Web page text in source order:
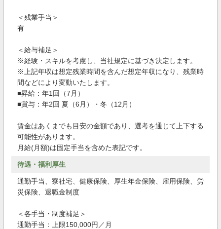
＜残業手当＞
有
＜給与補足＞
※経験・スキルを考慮し、当社規定に基づき決定します。
※上記年収は想定残業時間を含んだ想定年収になり、残業時
間などにより変動いたします。
■昇給：年1回（7月）
■賞与：年2回 夏（6月）・冬（12月）
賃金はあくまでも目安の金額であり、選考を通じて上下する
可能性があります。
月給(月額)は固定手当を含めた表記です。
待遇・福利厚生
通勤手当、寮社宅、健康保険、厚生年金保険、雇用保険、労
災保険、退職金制度
＜各手当・制度補足＞
通勤手当：上限150,000円／月